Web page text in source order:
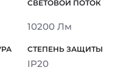
10200 Лм
IP20